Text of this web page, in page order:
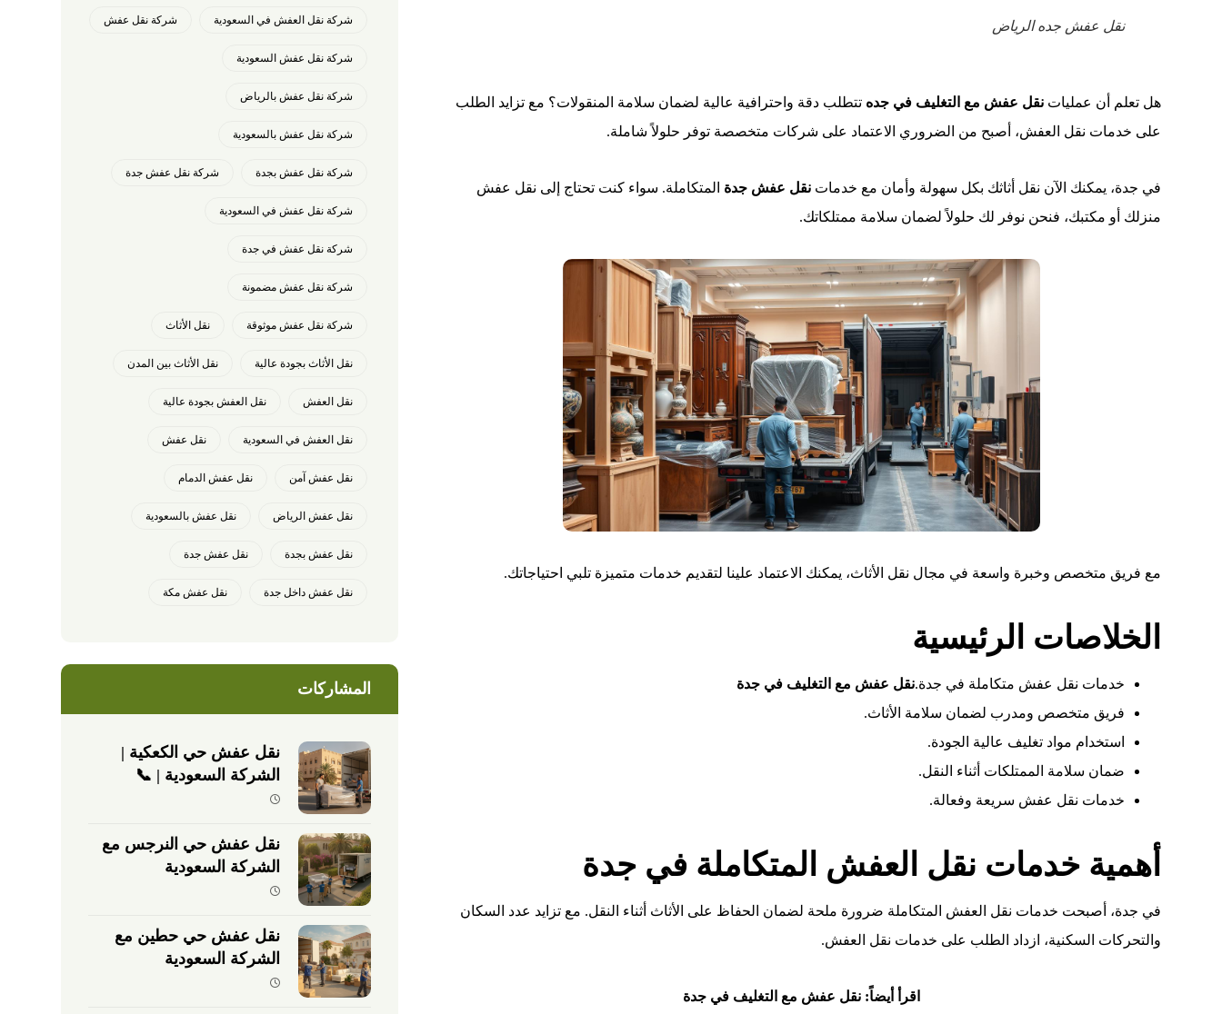
نقل عفش جده الرياض
هل تعلم أن عملياتنقل عفش مع التغليف في جده تتطلب دقة واحترافية عالية لضمان سلامة المنقولات؟ مع تزايد الطلب
على خدمات نقل العفش، أصبح من الضروري الاعتماد على شركات متخصصة توفر حلولاً شاملة.
في جدة، يمكنك الآن نقل أثاثك بكل سهولة وأمان مع خدماتنقل عفش جدة المتكاملة. سواء كنت تحتاج إلى نقل عفش
منزلك أو مكتبك، فنحن نوفر لك حلولاً لضمان سلامة ممتلكاتك.
مع فريق متخصص وخبرة واسعة في مجال نقل الأثاث، يمكنك الاعتماد علينا لتقديم خدمات متميزة تلبي احتياجاتك.
الخلاصات الرئيسية
خدمات نقل عفش متكاملة في جدة.نقل عفش مع التغليف في جدة
فريق متخصص ومدرب لضمان سلامة الأثاث.
استخدام مواد تغليف عالية الجودة.
ضمان سلامة الممتلكات أثناء النقل.
خدمات نقل عفش سريعة وفعالة.
أهمية خدمات نقل العفش المتكاملة في جدة
في جدة، أصبحت خدمات نقل العفش المتكاملة ضرورة ملحة لضمان الحفاظ على الأثاث أثناء النقل. مع تزايد عدد السكان
والتحركات السكنية، ازداد الطلب على خدمات نقل العفش.
اقرأ أيضاً: نقل عفش مع التغليف في جدة
شركة نقل العفش في السعودية شركة نقل عفش
شركة نقل عفش السعودية
شركة نقل عفش بالرياض
شركة نقل عفش بالسعودية
شركة نقل عفش بجدة شركة نقل عفش جدة
شركة نقل عفش في السعودية
شركة نقل عفش في جدة
شركة نقل عفش مضمونة
شركة نقل عفش موثوقة نقل الأثاث
نقل الأثاث بجودة عالية نقل الأثاث بين المدن
نقل العفش نقل العفش بجودة عالية
نقل العفش في السعودية نقل عفش
نقل عفش آمن نقل عفش الدمام
نقل عفش الرياض نقل عفش بالسعودية
نقل عفش بجدة نقل عفش جدة
نقل عفش داخل جدة نقل عفش مكة
المشاركات
نقل عفش حي الكعكية |
الشركة السعودية | 📞
0540026747
نقل عفش حي النرجس مع
الشركة السعودية
نقل عفش حي حطين مع
الشركة السعودية